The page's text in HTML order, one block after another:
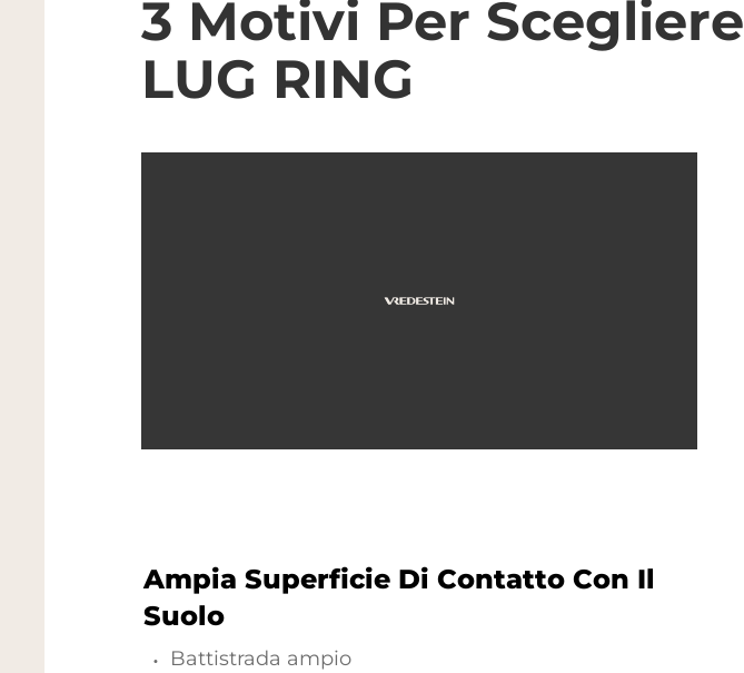
3 Motivi Per Scegliere
LUG RING
Ampia Superficie Di Contatto Con Il
Suolo
Battistrada ampio